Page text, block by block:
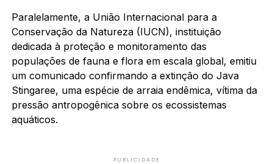
Paralelamente, a União Internacional para a
Conservação da Natureza (IUCN), instituição
dedicada à proteção e monitoramento das
populações de fauna e flora em escala global, emitiu
um comunicado confirmando a extinção do Java
Stingaree, uma espécie de arraia endêmica, vítima da
pressão antropogênica sobre os ecossistemas
aquáticos.
PUBLICIDADE